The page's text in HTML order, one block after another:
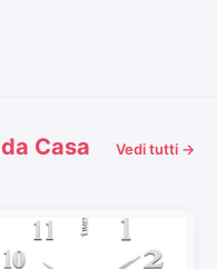
Casa
Vedi tutti →